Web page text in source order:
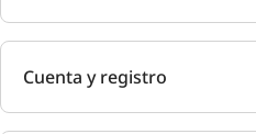
Cuenta y registro